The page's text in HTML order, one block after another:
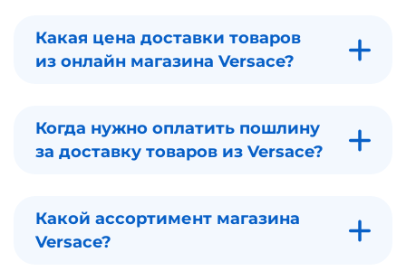
Какая цена доставки товаров
из онлайн магазина Versace?
Когда нужно оплатить пошлину
за доставку товаров из Versace?
Какой ассортимент магазина
Versace?